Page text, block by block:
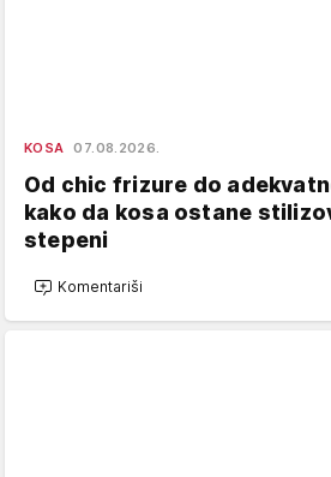
KOSA 07.08.2026.
Od chic frizure do
kako da kosa ostane
stepeni
Komentariši